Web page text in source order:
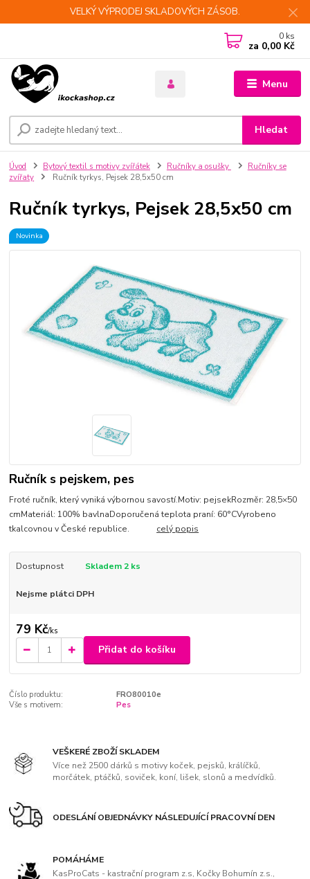
VELKÝ VÝPRODEJ SKLADOVÝCH ZÁSOB.
Menu
Hledat
0 ks
za 0,00 Kč
Úvod Bytový textil s motivy zvířátek Ručníky a osušky
Ručníky se
zvířaty
Ručník tyrkys, Pejsek 28,5x50 cm
Ručník tyrkys, Pejsek 28,5x50 cm
Novinka
Ručník s pejskem, pes
Froté ručník, který vyniká výbornou savostí.Motiv: pejsekRozměr: 28,5×50
cmMateriál: 100% bavlnaDoporučená teplota praní: 60°CVyrobeno
tkalcovnou v České republice. celý popis
Dostupnost Skladem 2 ks
Nejsme plátci DPH
79 Kč/ks
Přidat do košíku
Číslo produktu:
FRO80010e
Vše s motivem:
Pes
VEŠKERÉ ZBOŽÍ SKLADEM
Více než 2500 dárků s motivy koček, pejsků, králíčků,
morčátek, ptáčků, soviček, koní, lišek, slonů a medvídků.
ODESLÁNÍ OBJEDNÁVKY NÁSLEDUJÍCÍ PRACOVNÍ DEN
POMÁHÁME
KasProCats - kastrační program z.s, Kočky Bohumín z.s.,